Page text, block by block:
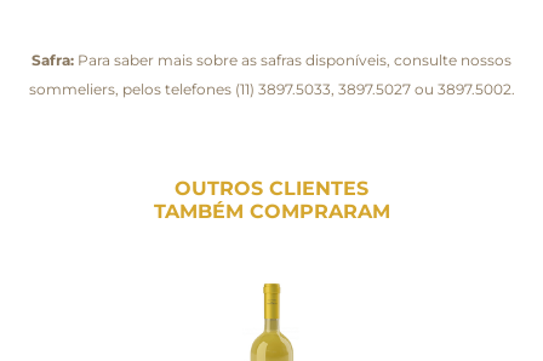
Safra: Para saber mais sobre as safras disponíveis, consulte nossos
sommeliers, pelos telefones (11) 3897.5033, 3897.5027 ou 3897.5002.
OUTROS CLIENTES
TAMBÉM COMPRARAM